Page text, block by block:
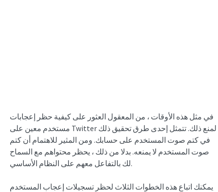
في مثل هذه الأوقات ، من المعقول العثور على كيفية حظر إعجابات
مستخدم معين على Twitter لمنع ذلك. تتمثل إحدى طرق تحقيق ذلك
في كتم صوت المستخدم على حسابك. ومن المثير للاهتمام أن كتم
صوت المستخدم لا يمنعه. بدلا من ذلك ، يحظر محتواهم مع السماح
لك بالتفاعل معهم على النظام الأساسي.
يمكنك اتباع هذه الخطوات الثلاث لحظر تسجيلات إعجاب المستخدم